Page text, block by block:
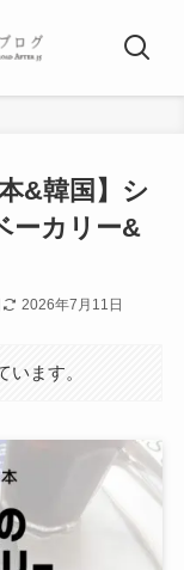
&韓国】シ
ーカリー&
2026年7月11日
ます。